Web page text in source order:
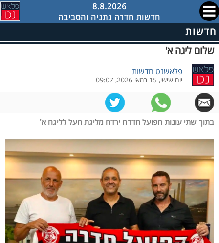
8.8.2026
חדשות חדרה נתניה והסביבה
חדשות
שלום ליגה א'
פלאשנט חדשות
יום שישי, 15 במאי 2026, 09:07
בתוך שתי עונות הפועל חדרה ירדה מליגת העל לליגה א'